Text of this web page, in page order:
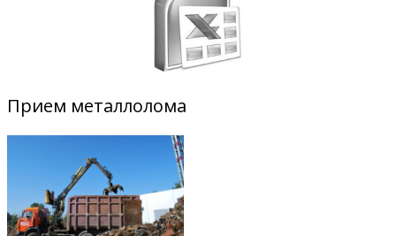
Прием металлолома